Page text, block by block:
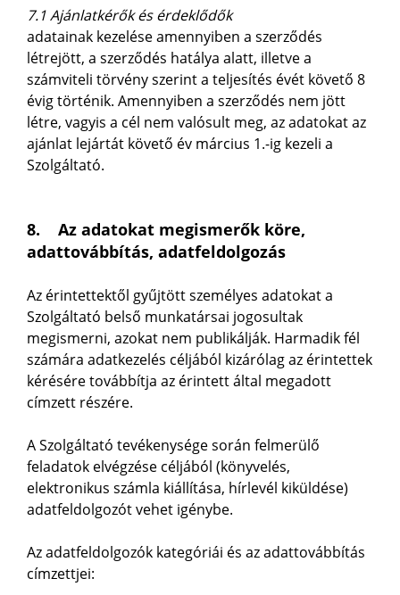
7.1 Ajánlatkérők és érdeklődők
adatainak kezelése amennyiben a szerződés
létrejött, a szerződés hatálya alatt, illetve a
számviteli törvény szerint a teljesítés évét követő 8
évig történik. Amennyiben a szerződés nem jött
létre, vagyis a cél nem valósult meg, az adatokat az
ajánlat lejártát követő év március 1.-ig kezeli a
Szolgáltató.
8. Az adatokat megismerők köre,
adattovábbítás, adatfeldolgozás
Az érintettektől gyűjtött személyes adatokat a
Szolgáltató belső munkatársai jogosultak
megismerni, azokat nem publikálják. Harmadik fél
számára adatkezelés céljából kizárólag az érintettek
kérésére továbbítja az érintett által megadott
címzett részére.
A Szolgáltató tevékenysége során felmerülő
feladatok elvégzése céljából (könyvelés,
elektronikus számla kiállítása, hírlevél kiküldése)
adatfeldolgozót vehet igénybe.
Az adatfeldolgozók kategóriái és az adattovábbítás
címzettjei: